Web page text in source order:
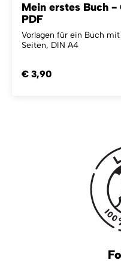
Mein erstes Buch -
PDF
Vorlagen für ein Buch
Seiten, DIN A4
€ 3,90